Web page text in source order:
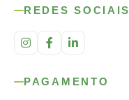
REDES SOCIAIS
PAGAMENTO